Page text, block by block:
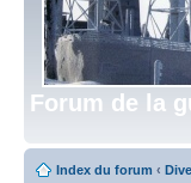
Forum de la
Index du forum ‹